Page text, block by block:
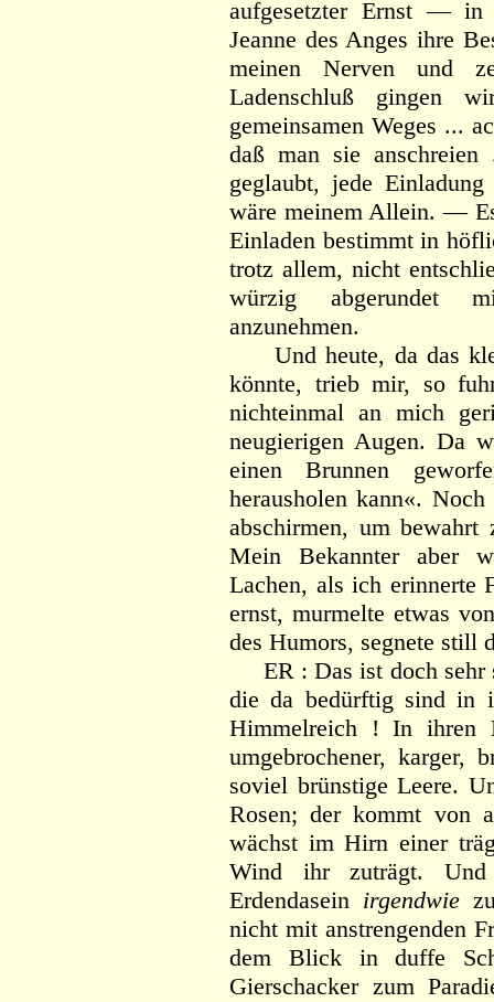
aufgesetzter Ernst — in
Jeanne des Anges ihre
meinen Nerven und
Ladenschluß gingen
gemeinsamen Weges ...
daß man sie
geglaubt, jede
wäre meinem Allein. —
Einladen bestimmt in
trotz allem, nicht
würzig abgerundet
anzunehmen.
Und heute, da das
könnte, trieb mir, so
nichteinmal an mich
neugierigen Augen. Da
einen Brunnen
herausholen kann«.
abschirmen, um
Mein Bekannter aber
Lachen, als ich erinnerte
ernst, murmelte etwas
des Humors, segnete still
ER : Das ist doch sehr
die da bedürftig sind in
Himmelreich ! In
umgebrochener, karger,
soviel brünstige Leere.
Rosen; der kommt von
wächst im Hirn einer
Wind ihr zuträgt.
Erdendasein irgendwiezu
nicht mit anstrengenden
dem Blick in duffe
Gierschacker zum